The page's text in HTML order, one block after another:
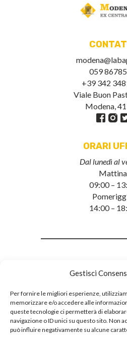
Gestisci
Per fornire le migliori esperienze,
memorizzare e/o accedere alle
queste tecnologie ci permetterà di
navigazione o ID unici su questo sito. Non
può influire negativamente su alcune
059
+39 342
Viale Buon
Modena,
ORARI
Dal lunedì al
Mattina
09:00 –
14:00 –